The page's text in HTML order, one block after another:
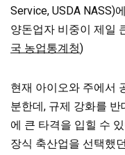
Service, USDA NASS)
양돈업자 비중이 제일
국 농업통계청)
현재 아이오와 주에서
분한데, 규제 강화를
에 큰 타격을 입힐 수
장식 축산업을 선택했